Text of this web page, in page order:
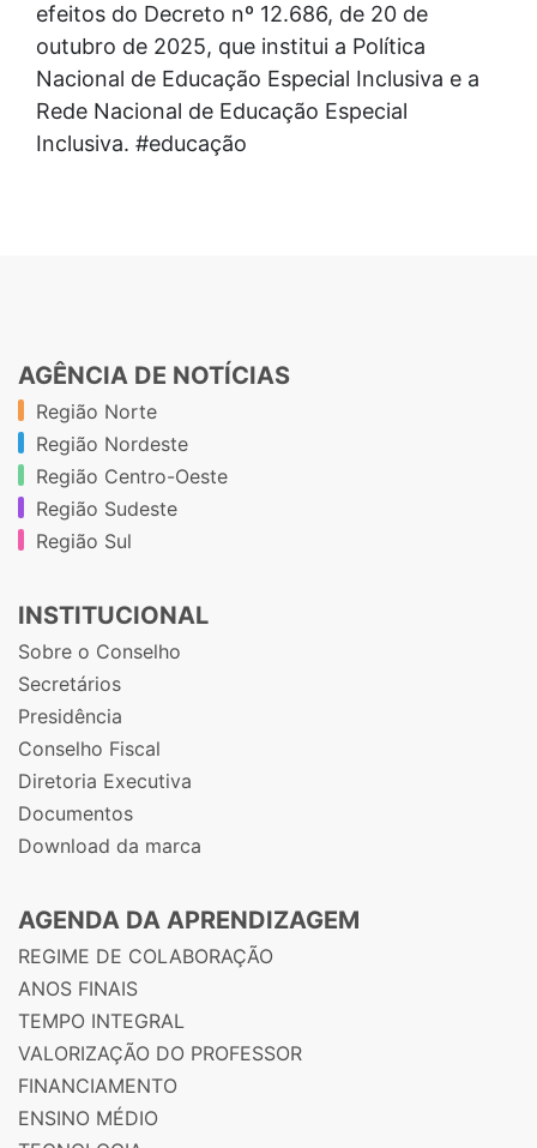
efeitos do Decreto nº 12.686, de 20 de
outubro de 2025, que institui a Política
Nacional de Educação Especial Inclusiva e a
Rede Nacional de Educação Especial
Inclusiva. #educação
AGÊNCIA DE NOTÍCIAS
Região Norte
Região Nordeste
Região Centro-Oeste
Região Sudeste
Região Sul
INSTITUCIONAL
Sobre o Conselho
Secretários
Presidência
Conselho Fiscal
Diretoria Executiva
Documentos
Download da marca
AGENDA DA APRENDIZAGEM
REGIME DE COLABORAÇÃO
ANOS FINAIS
TEMPO INTEGRAL
VALORIZAÇÃO DO PROFESSOR
FINANCIAMENTO
ENSINO MÉDIO